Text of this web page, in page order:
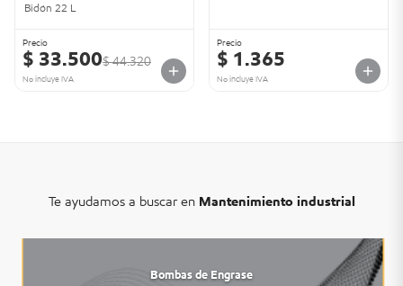
Bidón 22 L
Precio
$ 33.500$ 44.320
No incluye IVA
Precio
$ 1.365
No incluye IVA
Te ayudamos a buscar en Mantenimiento industrial
Bombas de Engrase